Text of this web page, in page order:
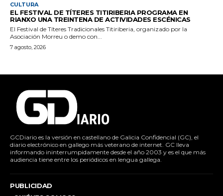
CULTURA
EL FESTIVAL DE TÍTERES TITIRIBERIA PROGRAMA EN
RIANXO UNA TREINTENA DE ACTIVIDADES ESCÉNICAS
El Festival de Títeres Tradicionales Titiriberia, organizado por la
Asociación Morreu o demo con...
7 agosto, 2026
GCDiario es la versión en castellano de Galicia Confidencial (GC), el
diario electrónico en gallego más veterano de internet. GC lleva
informando ininterrumpidamente desde el año 2003 y es el que más
audiencia tiene entre los periódicos en lengua gallega.
PUBLICIDAD